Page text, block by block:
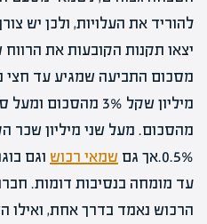
מסכום התביעה שמגיע עד חצי
מהסכום. מעל שני מיליון שכר
0.5%.אך גם
שמאי רכוש וגם
עד מומחה בנסיבות דומות.
הרכוש נאמד בדרך אחת, ואילו